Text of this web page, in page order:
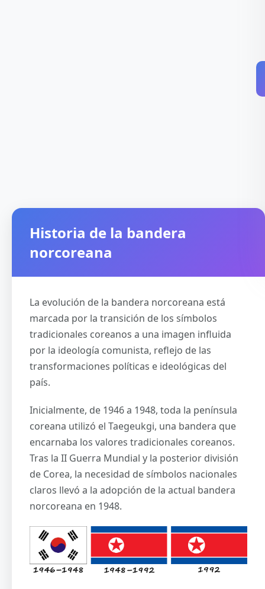
Historia de la bandera
norcoreana
La evolución de la bandera norcoreana está
marcada por la transición de los símbolos
tradicionales coreanos a una imagen influida
por la ideología comunista, reflejo de las
transformaciones políticas e ideológicas del
país.
Inicialmente, de 1946 a 1948, toda la península
coreana utilizó el Taegeukgi, una bandera que
encarnaba los valores tradicionales coreanos.
Tras la II Guerra Mundial y la posterior división
de Corea, la necesidad de símbolos nacionales
claros llevó a la adopción de la actual bandera
norcoreana en 1948.